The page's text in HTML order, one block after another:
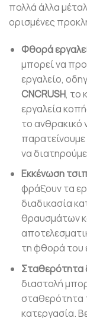
πολλά άλλα
ορισμένες
Φθορά
μπορεί να
εργαλείο,
CNCRUSH, το
εργαλεία
το ανθρακικό
παρατείνουμε
να
Εκκένωση
φράξουν τα
διαδικασία
θραυσμάτων
τη φθορά του
Σταθερότητα
διαστολή
σταθερότητα
κατεργασία.